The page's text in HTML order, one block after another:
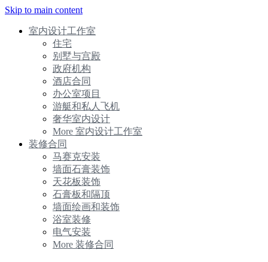
Skip to main content
室内设计工作室
住宅
别墅与宫殿
政府机构
酒店合同
办公室项目
游艇和私人飞机
奢华室内设计
More 室内设计工作室
装修合同
马赛克安装
墙面石膏装饰
天花板装饰
石膏板和隔顶
墙面绘画和装饰
浴室装修
电气安装
More 装修合同